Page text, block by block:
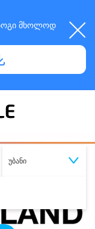
მხოლოდ
უბანი